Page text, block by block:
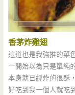
香茅炸雞翅
這道也是我強推的菜
一開始以為只是單純
本身就已經炸的很酥
好吃到我一個人就吃